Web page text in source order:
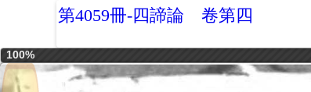
第4059冊-四諦論 卷第四
100%